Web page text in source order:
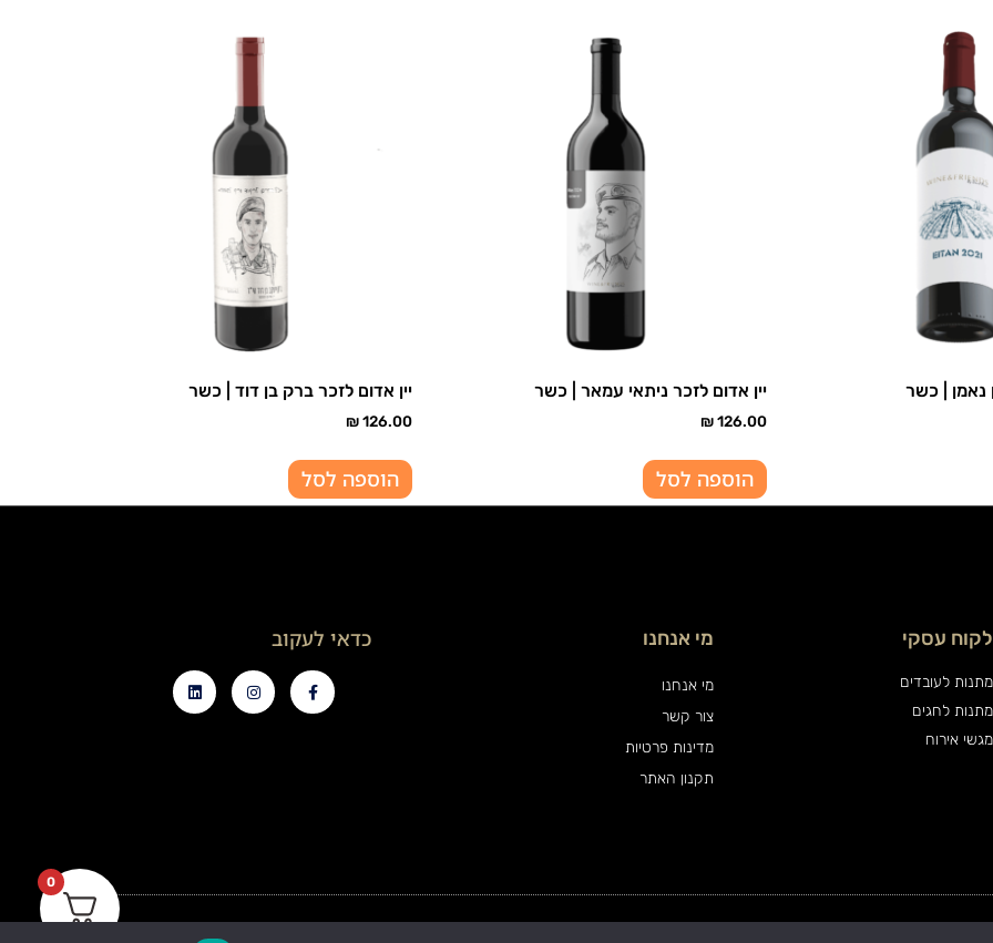
נאמן | כשר יין אדום לזכר ניתאי עמאר | כשר
₪126.00
הוספה לסל
יין אדום לזכר ברק בן דוד | כשר
₪126.00
הוספה לסל
לקוח עסקי
מתנות לעובדים
מתנות לחגים
מגשי אירוח
מי אנחנו
מי אנחנו
צור קשר
מדינות פרטיות
תקנון האתר
כדאי לעקוב
0